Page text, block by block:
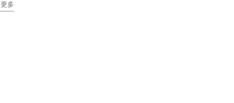
更多